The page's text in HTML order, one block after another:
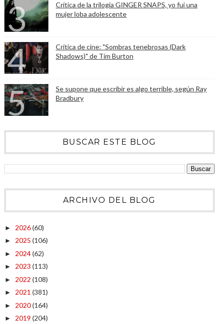
Crítica de la trilogía GINGER SNAPS, yo fui una
mujer loba adolescente
Crítica de cine: "Sombras tenebrosas (Dark
Shadows)" de Tim Burton
Se supone que escribir es algo terrible, según Ray
Bradbury
BUSCAR ESTE BLOG
ARCHIVO DEL BLOG
► 2026(60)
► 2025 (106)
► 2024(62)
► 2023 (113)
► 2022 (108)
► 2021 (381)
► 2020(164)
► 2019 (204)